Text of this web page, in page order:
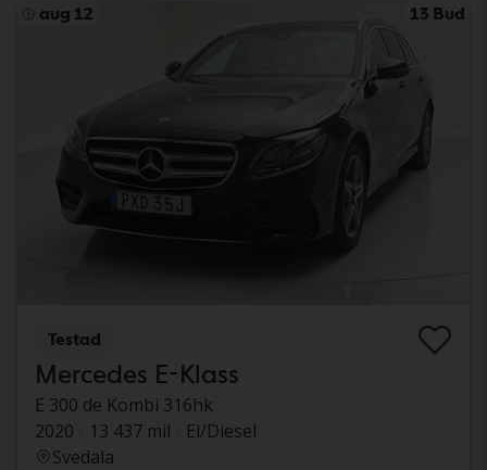
aug 12 13 Bud
Testad
Mercedes E-Klass
E 300 de Kombi 316hk
2020
13 437 mil
El/Diesel
Svedala